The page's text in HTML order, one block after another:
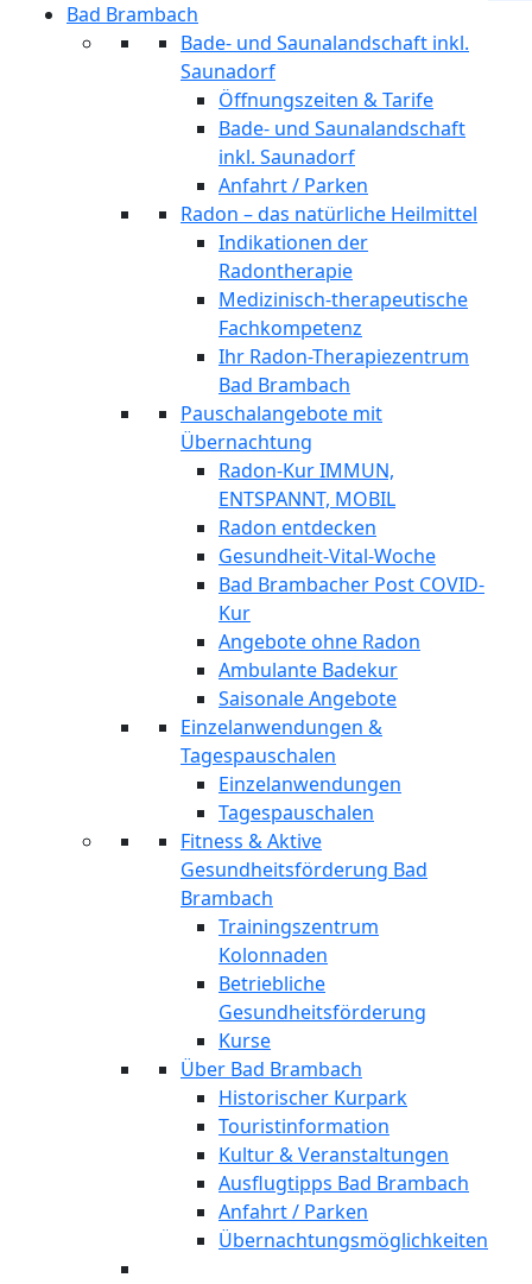
Bad Brambach
Bade- und Saunalandschaft inkl.
Saunadorf
Öffnungszeiten & Tarife
Bade- und Saunalandschaft
inkl. Saunadorf
Anfahrt / Parken
Radon – das natürliche Heilmittel
Indikationen der
Radontherapie
Medizinisch-therapeutische
Fachkompetenz
Ihr Radon-Therapiezentrum
Bad Brambach
Pauschalangebote mit
Übernachtung
Radon-Kur IMMUN,
ENTSPANNT, MOBIL
Radon entdecken
Gesundheit-Vital-Woche
Bad Brambacher Post COVID-
Kur
Angebote ohne Radon
Ambulante Badekur
Saisonale Angebote
Einzelanwendungen &
Tagespauschalen
Einzelanwendungen
Tagespauschalen
Fitness & Aktive
Gesundheitsförderung Bad
Brambach
Trainingszentrum
Kolonnaden
Betriebliche
Gesundheitsförderung
Kurse
Über Bad Brambach
Historischer Kurpark
Touristinformation
Kultur & Veranstaltungen
Ausflugtipps Bad Brambach
Anfahrt / Parken
Übernachtungsmöglichkeiten